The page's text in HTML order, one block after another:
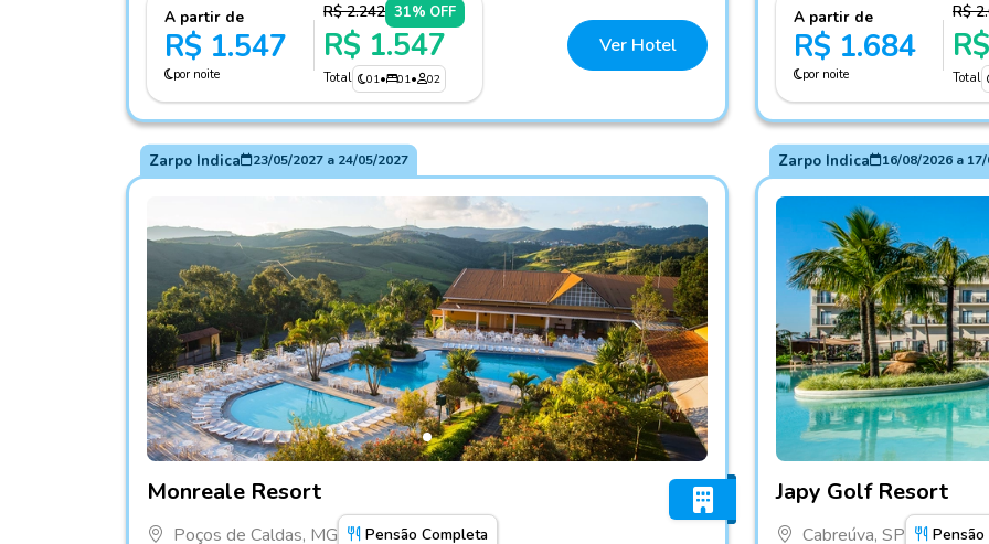
A partir de
R$ 1.547
por noite
R$ 2.242 31% OFF
R$ 1.547
Total 01• 01• 02
Ver Hotel
A partir de
R$ 1.684
por noite
R$
Total
Zarpo Indica 23/05/2027a 24/05/2027
Monreale Resort
Poços de Caldas, MG Pensão Completa
Zarpo Indica 16/08/2026a
Japy Golf Resort
Cabreúva, SP